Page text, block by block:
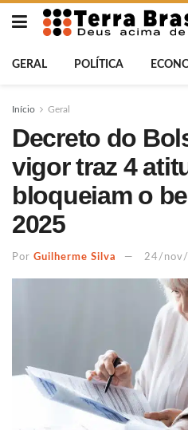
GERAL POLÍTICA
Início Geral
Decreto do
vigor traz 4
bloqueiam o
2025
Por Guilherme Silva 24/